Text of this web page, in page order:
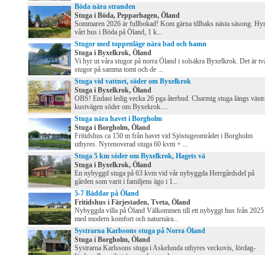
Böda nära stranden
Stuga i Böda, Pepparhagen, Öland
Sommaren 2026 är fullbokad! Kom gärna tillbaks nästa säsong. Hyr
vårt hus i Böda på Öland, 1 k...
Stugor med toppenläge nära bad och hamn
Stuga i Byxelkrok, Öland
Vi hyr ut våra stugor på norra Öland i solsäkra Byxelkrok. Det är
stugor på samma tomt och de ...
Stuga vid vattnet, söder om Byxelkrok
Stuga i Byxelkrok, Öland
OBS! Endast ledig vecka 26 pga återbud. Charmig stuga längs
kustvägen söder om Byxekrok....
Stuga nära havet i Borgholm
Stuga i Borgholm, Öland
Fritidshus ca 150 m från havet vid Sjöstugeområdet i Borgholm
uthyres. Nyrenoverad stuga 60 kvm + ...
Stuga 5 km söder om Byxelkrok, Hagets vä
Stuga i Byxelkrok, Öland
En nybyggd stuga på 63 kvm vid vår nybyggda Herrgårdsdel på
gården som varit i familjens ägo i 1...
5-7 Bäddar på Öland
Fritidshus i Färjestaden, Tveta, Öland
Nybyggda villa på Öland Välkommen till ett nybyggt hus från 2025
med modern komfort och naturnära...
Systrarna Karlssons stuga på Norra Öland
Stuga i Borgholm, Öland
Systrarna Karlssons stuga i Askelunda uthyres veckovis, lördag-